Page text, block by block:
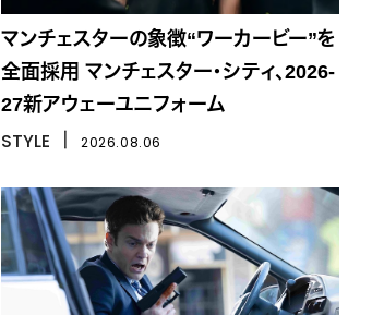
マンチェスターの象徴“ワーカービー”を
全面採用 マンチェスター・シティ、2026-
27新アウェーユニフォーム
STYLE 2026.08.06